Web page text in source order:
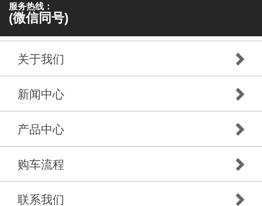
服务热线：
(微信同号)
关于我们
新闻中心
产品中心
购车流程
联系我们